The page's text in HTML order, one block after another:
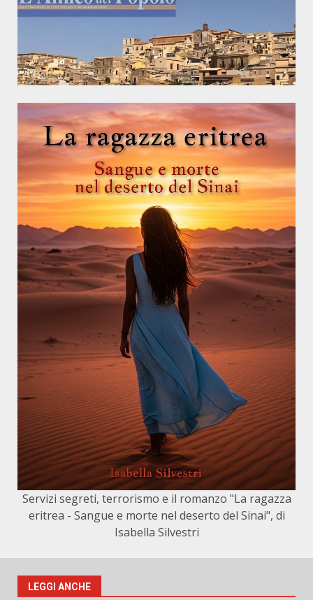
Servizi segreti, terrorismo e il romanzo "La ragazza
eritrea - Sangue e morte nel deserto del Sinai", di
Isabella Silvestri
LEGGI ANCHE